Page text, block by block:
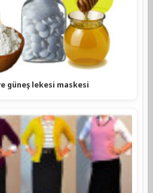
güneş lekesi maskesi